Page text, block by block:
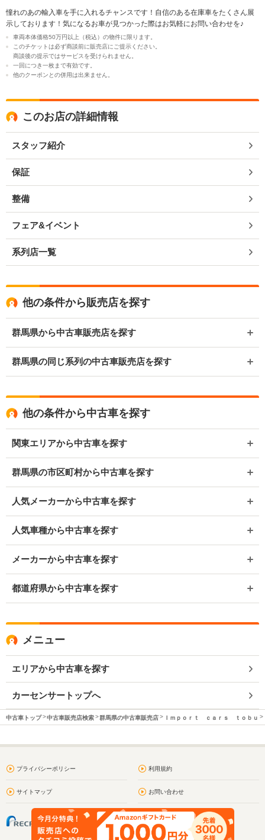
憧れのあの輸入車を手に入れるチャンスです！自信のある在庫車をたくさん展
示しております！気になるお車が見つかった際はお気軽にお問い合わせを♪
車両本体価格50万円以上（税込）の物件に限ります。
このチケットは必ず商談前に販売店にご提示ください。
商談後の提示ではサービスを受けられません。
一回につき一枚まで有効です。
他のクーポンとの併用は出来ません。
このお店の詳細情報
スタッフ紹介
保証
整備
フェア&イベント
系列店一覧
他の条件から販売店を探す
群馬県から中古車販売店を探す
群馬県の同じ系列の中古車販売店を探す
他の条件から中古車を探す
関東エリアから中古車を探す
群馬県の市区町村から中古車を探す
人気メーカーから中古車を探す
人気車種から中古車を探す
メーカーから中古車を探す
都道府県から中古車を探す
メニュー
エリアから中古車を探す
カーセンサートップへ
中古車トップ 中古車販売店検索 群馬県の中古車販売店 Ｉｍｐｏｒｔ ｃａｒｓ ｔｏｂｕ
プライバシーポリシー 利用規約
サイトマップ お問い合わせ